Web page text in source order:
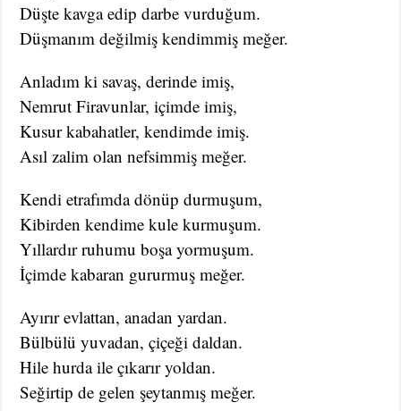
Düşte kavga edip darbe vurduğum.
Düşmanım değilmiş kendimmiş meğer.
Anladım ki savaş, derinde imiş,
Nemrut Firavunlar, içimde imiş,
Kusur kabahatler, kendimde imiş.
Asıl zalim olan nefsimmiş meğer.
Kendi etrafımda dönüp durmuşum,
Kibirden kendime kule kurmuşum.
Yıllardır ruhumu boşa yormuşum.
İçimde kabaran gururmuş meğer.
Ayırır evlattan, anadan yardan.
Bülbülü yuvadan, çiçeği daldan.
Hile hurda ile çıkarır yoldan.
Seğirtip de gelen şeytanmış meğer.